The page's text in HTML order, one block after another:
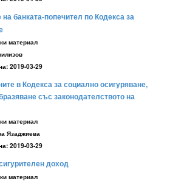
банката-попечител по Кодекса за
материал
2019-03-29
в Кодекса за социално осигуряване,
със законодателството на
материал
Язаджиева
2019-03-29
доход
материал